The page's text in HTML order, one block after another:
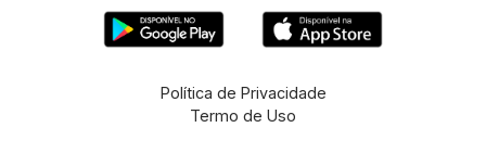
Política de Privacidade
Termo de Uso